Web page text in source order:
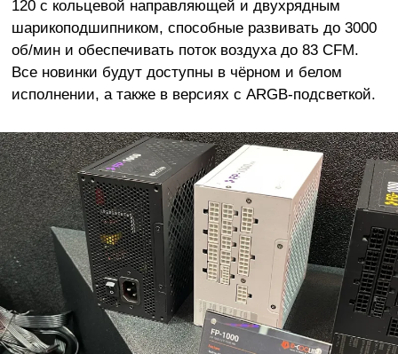
120 с кольцевой направляющей и двухрядным
шарикоподшипником, способные развивать до 3000
об/мин и обеспечивать поток воздуха до 83 CFM.
Все новинки будут доступны в чёрном и белом
исполнении, а также в версиях с ARGB-подсветкой.